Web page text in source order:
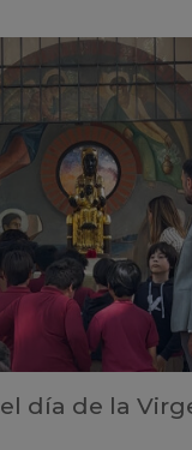
día de la